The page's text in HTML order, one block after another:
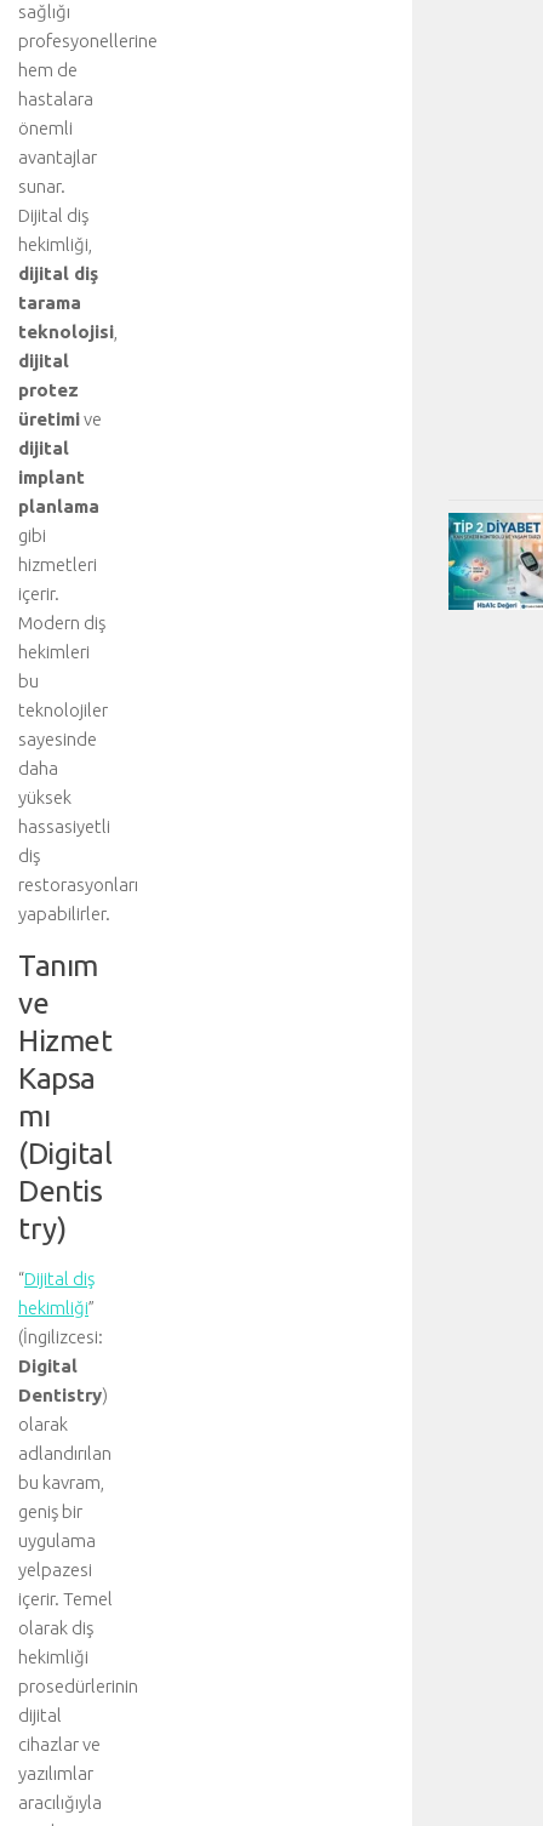
sağlığı
profesyonellerine
hem de
hastalara
önemli
avantajlar
sunar.
Dijital diş
hekimliği,
dijital diş
tarama
teknolojisi
dijital
protez
üretimive
dijital
implant
planlama
gibi
hizmetleri
içerir.
Modern diş
hekimleri
bu
teknolojiler
sayesinde
daha
yüksek
hassasiyetli
diş
restorasyonları
yapabilirler.
Tanım
ve
Hizmet
Kapsa
mı
(Digital
Dentis
try)
“Dijital diş
hekimliği”
(İngilizcesi:
Digital
Dentistry)
olarak
adlandırılan
bu kavram,
geniş bir
uygulama
yelpazesi
içerir. Temel
olarak diş
hekimliği
prosedürlerinin
dijital
cihazlar ve
yazılımlar
aracılığıyla